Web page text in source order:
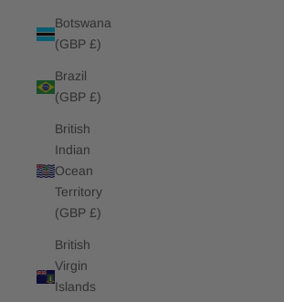
Botswana
(GBP £)
Brazil
(GBP £)
British
Indian
Ocean
Territory
(GBP £)
British
Virgin
Islands